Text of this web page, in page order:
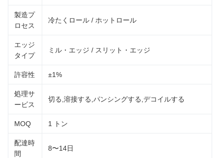
製造プ
ロセス
冷たくロール / ホットロール
エッジ
タイプ
ミル・エッジ / スリット・エッジ
許容性 ±1%
処理サ
ービス
切る,溶接する,パンシングする,デコイルする
MOQ 1 トン
配達時
間
8〜14日